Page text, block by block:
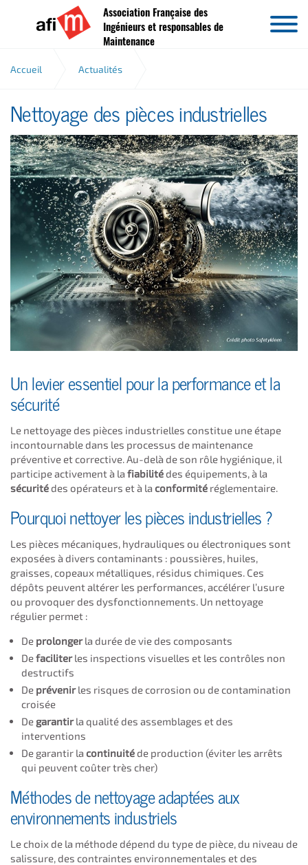
Aller au contenu
Association Française des
Ingénieurs et responsables de
Maintenance
Accueil Actualités
Nettoyage des pièces industrielles
Nettoyage des pièces industrielles
Un levier essentiel pour la performance et la
sécurité
Le nettoyage des pièces industrielles constitue une étape
incontournable dans les processus de maintenance
préventive et corrective. Au-delà de son rôle hygiénique, il
participe activement à la fiabilitédes équipements, à la
sécuritédes opérateurs et à la conformité réglementaire.
Pourquoi nettoyer les pièces industrielles ?
Les pièces mécaniques, hydrauliques ou électroniques sont
exposées à divers contaminants : poussières, huiles,
graisses, copeaux métalliques, résidus chimiques. Ces
dépôts peuvent altérer les performances, accélérer l’usure
ou provoquer des dysfonctionnements. Un nettoyage
régulier permet :
De prolongerla durée de vie des composants
Defaciliterles inspections visuelles et les contrôles non
destructifs
De prévenirles risques de corrosion ou de contamination
croisée
De garantirla qualité des assemblages et des
interventions
De garantir la continuitéde production (éviter les arrêts
qui peuvent coûter très cher)
Méthodes de nettoyage adaptées aux
environnements industriels
Le choix de la méthode dépend du type de pièce, du niveau de
salissure, des contraintes environnementales et des